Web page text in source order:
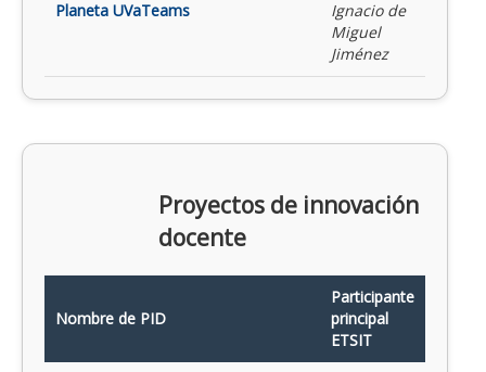
Planeta UVaTeams
Ignacio de
Miguel
Jiménez
Proyectos de innovación
docente
Nombre de PID
Participante
principal
ETSIT